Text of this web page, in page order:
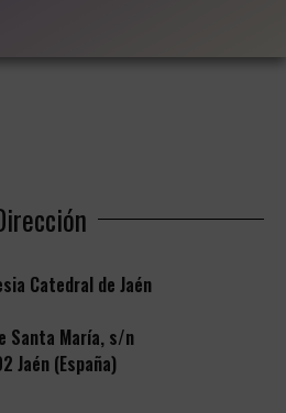
Catedral de Jaén
Santa María, s/n
Jaén (España)